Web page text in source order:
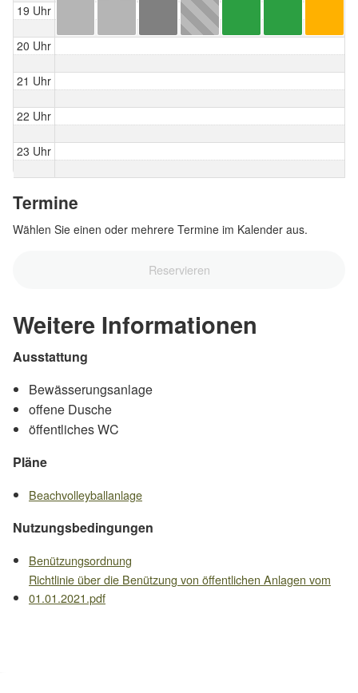
19 Uhr
20 Uhr
21 Uhr
22 Uhr
23 Uhr
Termine
Wählen Sie einen oder mehrere Termine im Kalender aus.
Reservieren
Weitere Informationen
Ausstattung
Bewässerungsanlage
offene Dusche
öffentliches WC
Pläne
Beachvolleyballanlage
Nutzungsbedingungen
Benützungsordnung
Richtlinie über die Benützung von öffentlichen Anlagen vom
01.01.2021.pdf